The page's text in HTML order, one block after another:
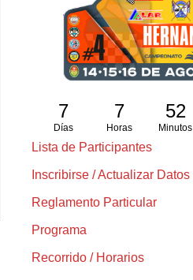
7
Días
7
Horas
52
Minutos
Lista de Participantes
Inscribirse / Actualizar Datos
Reglamento Particular
Programa
Recorrido / Horarios